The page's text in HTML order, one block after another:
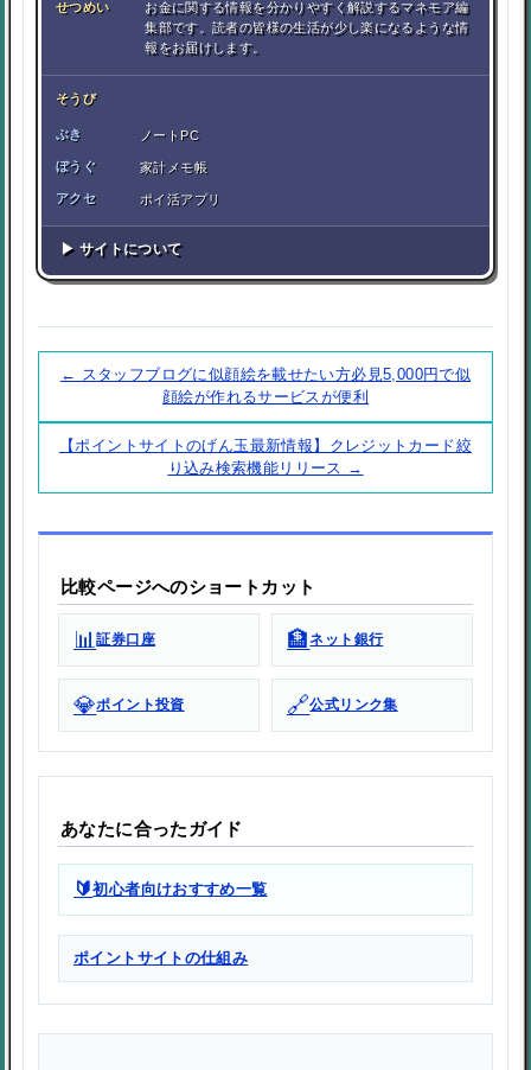
せつめい
お金に関する情報を分かりやすく解説するマネモア編
集部です。読者の皆様の生活が少し楽になるような情
報をお届けします。
そうび
ぶき ノートPC
ぼうぐ 家計メモ帳
アクセ ポイ活アプリ
▶ サイトについて
← スタッフブログに似顔絵を載せたい方必見5,000円で似
顔絵が作れるサービスが便利
【ポイントサイトのげん玉最新情報】クレジットカード絞
り込み検索機能リリース →
比較ページへのショートカット
📊証券口座 🏦ネット銀行
💎ポイント投資 🔗公式リンク集
あなたに合ったガイド
🔰初心者向けおすすめ一覧
ポイントサイトの仕組み